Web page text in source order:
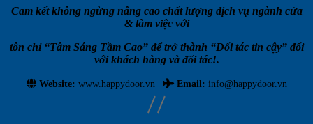
Cam kết không ngừng nâng cao chất lượng dịch vụ ngành cửa
& làm việc với
tôn chỉ “Tâm Sáng Tầm Cao” để trở thành “Đối tác tin cậy” đối
với khách hàng và đối tác!.
Website: www.happydoor.vn | Email: info@happydoor.vn